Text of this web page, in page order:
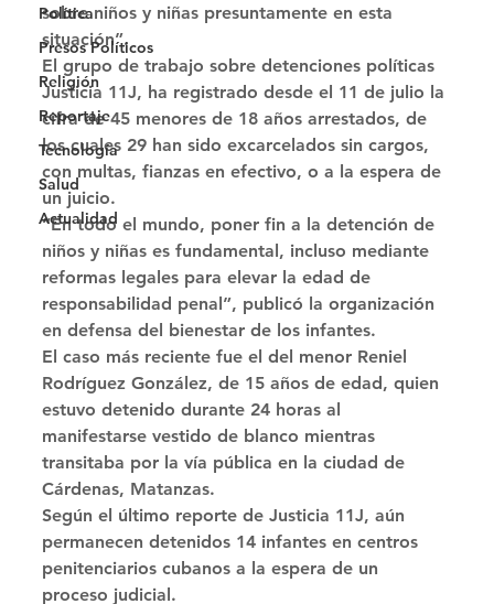
Política
Presos Políticos
Religión
Reportaje
Tecnología
Salud
Actualidad
sobre niños y niñas presuntamente en esta
situación”.
El grupo de trabajo sobre detenciones políticas
Justicia 11J, ha registrado desde el 11 de julio la
cifra de 45 menores de 18 años arrestados, de
los cuales 29 han sido excarcelados sin cargos,
con multas, fianzas en efectivo, o a la espera de
un juicio.
“En todo el mundo, poner fin a la detención de
niños y niñas es fundamental, incluso mediante
reformas legales para elevar la edad de
responsabilidad penal”, publicó la organización
en defensa del bienestar de los infantes.
El caso más reciente fue el del menor Reniel
Rodríguez González, de 15 años de edad, quien
estuvo detenido durante 24 horas al
manifestarse vestido de blanco mientras
transitaba por la vía pública en la ciudad de
Cárdenas, Matanzas.
Según el último reporte de Justicia 11J, aún
permanecen detenidos 14 infantes en centros
penitenciarios cubanos a la espera de un
proceso judicial.